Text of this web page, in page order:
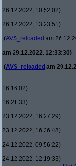
26.12.2022, 10:52:02)
26.12.2022, 13:23:51)
(AVS_reloaded am
am 29.12.2022, 12:33:30)
(AVS_reloaded am
16:16:02)
16:21:33)
23.12.2022, 16:27:29)
23.12.2022, 16:36:48)
24.12.2022, 09:56:22)
24.12.2022, 12:19:33)